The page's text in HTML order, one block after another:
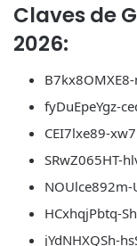
Claves de
2026:
B7kx8OMXE8-
fyDuEpeYgz-
CEI7lxe89-
SRwZ065HT-
NOUlce892m-
HCxhqjPbtq-
jYdNHXQSh-